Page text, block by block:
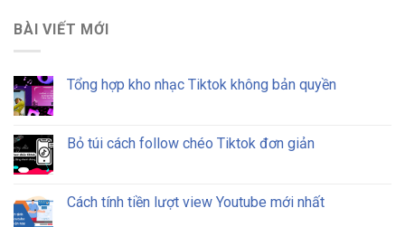
BÀI VIẾT MỚI
Tổng hợp kho nhạc Tiktok không bản quyền
Bỏ túi cách follow chéo Tiktok đơn giản
Cách tính tiền lượt view Youtube mới nhất